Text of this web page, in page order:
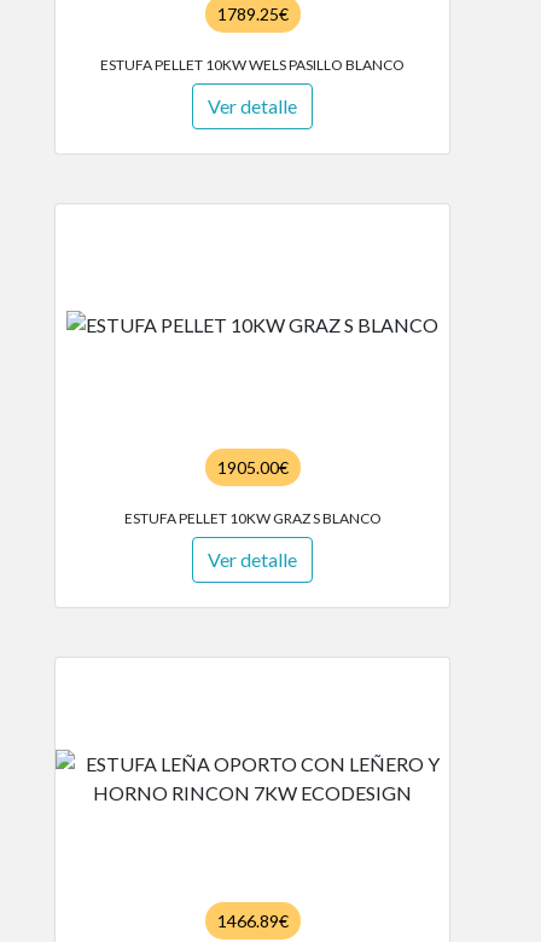
1789.25€
ESTUFA PELLET 10KW WELS PASILLO BLANCO
Ver detalle
1905.00€
ESTUFA PELLET 10KW GRAZ S BLANCO
Ver detalle
1466.89€